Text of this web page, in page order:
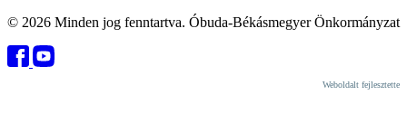
© 2026 Minden jog fenntartva. Óbuda-Békásmegyer Önkormányzat
Weboldalt fejlesztette